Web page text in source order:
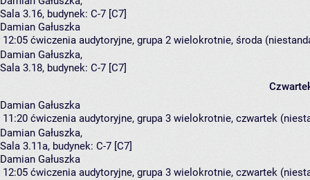
Sala 3.16, budynek: C-7 [C7]
Damian Gałuszka
12:05 ćwiczenia audytoryjne, grupa 2 wielokrotnie, środa
Damian Gałuszka,
Sala 3.18, budynek: C-7 [C7]
Damian Gałuszka
11:20 ćwiczenia audytoryjne, grupa 3 wielokrotnie, czwartek
Damian Gałuszka,
Sala 3.11a, budynek: C-7 [C7]
Damian Gałuszka
12:05 ćwiczenia audytoryjne, grupa 3 wielokrotnie, czwartek